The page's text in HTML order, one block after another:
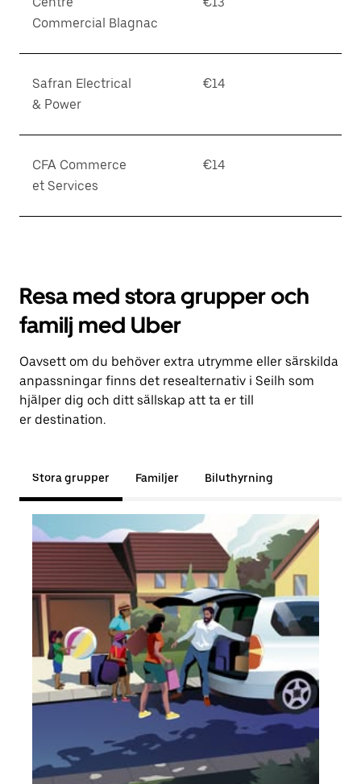
Commercial Blagnac
Safran Electrical
& Power
€14
CFA Commerce
et Services
€14
Resa med stora grupper och
familj med Uber
Oavsett om du behöver extra utrymme eller särskilda
anpassningar finns det resealternativ i Seilh som
hjälper dig och ditt sällskap att ta er till
er destination.
Stora grupper Familjer Biluthyrning